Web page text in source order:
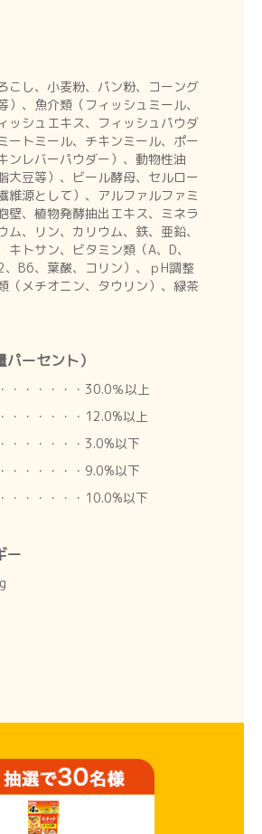
こし、小麦粉、パン粉、コーング
）、魚介類（フィッシュミール、
ッシュエキス、フィッシュパウダ
ートミール、チキンミール、ポー
ンレバーパウダー）、動物性油
大豆等）、ビール酵母、セルロー
維源として）、アルファルファミ
壁、植物発酵抽出エキス、ミネラ
ム、リン、カリウム、鉄、亜鉛、
キトサン、ビタミン類（A、D、
、B6、葉酸、コリン）、ｐH調整
（メチオニン、タウリン）、緑茶
ーセント）
・・・・・・30.0％以上
・・・・・・12.0%以上
・・・・・・3.0%以下
・・・・・・9.0%以下
・・・・・・10.0%以下
ー